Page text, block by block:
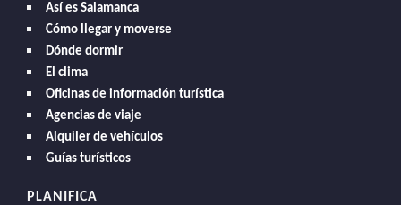
Así es Salamanca
Cómo llegar y moverse
Dónde dormir
El clima
Oficinas de información turística
Agencias de viaje
Alquiler de vehículos
Guías turísticos
PLANIFICA